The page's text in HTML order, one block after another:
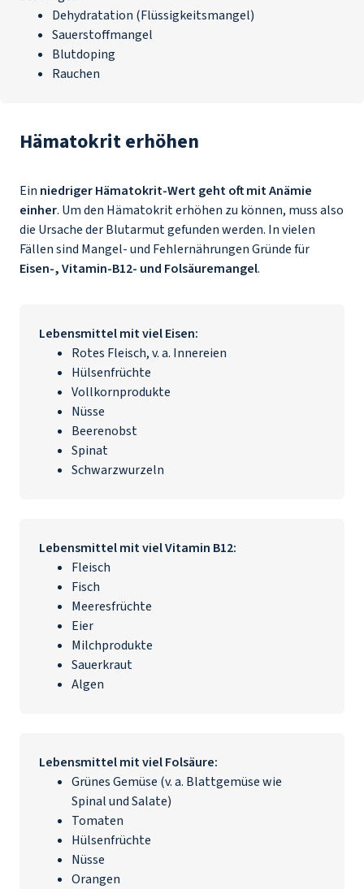
Dehydratation (Flüssigkeitsmangel)
Sauerstoffmangel
Blutdoping
Rauchen
Hämatokrit erhöhen
Ein niedriger Hämatokrit-Wert geht oft mit Anämie
einher. Um den Hämatokrit erhöhen zu können, muss also
die Ursache der Blutarmut gefunden werden. In vielen
Fällen sind Mangel- und Fehlernährungen Gründe für
Eisen-, Vitamin-B12- und Folsäuremangel.
Lebensmittel mit vielEisen:
Rotes Fleisch, v. a. Innereien
Hülsenfrüchte
Vollkornprodukte
Nüsse
Beerenobst
Spinat
Schwarzwurzeln
Lebensmittel mit vielVitamin B12:
Fleisch
Fisch
Meeresfrüchte
Eier
Milchprodukte
Sauerkraut
Algen
Lebensmittel mit viel Folsäure:
Grünes Gemüse (v. a. Blattgemüse wie
Spinal und Salate)
Tomaten
Hülsenfrüchte
Nüsse
Orangen